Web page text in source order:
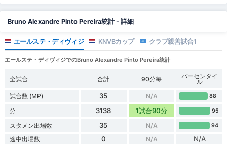
Bruno Alexandre Pinto Pereira統計 - 詳細
エールステ・ディヴィジ KNVBカップ クラブ親善試合1
エールステ・ディヴィジでのBruno Alexandre Pinto Pereira統計
全試合 合計 90分毎 パーセンタイ
ル
試合数 (MP)
35 N/A 88
分 3138 1試合90分 95
スタメン出場数 35 N/A 94
途中出場数 0 N/A N/A